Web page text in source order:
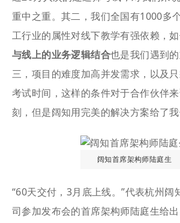
重中之重。其二，我们全国有1000多
工行业的属性对线下教学有强依赖，
与线上的业务逻辑结合也是我们遇到
三，项目的难度加高并发需求，以及
考试时间，这样的条件对于合作伙伴
刻，但是阔知用完美的解决方案给了
阔知首席架构师陆庭生
“60天交付，3月底上线。”代表杭州阔
司参加发布会的首席架构师陆庭生给出